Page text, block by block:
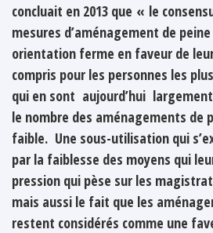
concluait en 2013 que « le
mesures d’aménagement de
orientation ferme en faveur de
compris pour les personnes les
qui en sont aujourd’hui
le nombre des aménagements de
faible. Une sous-utilisation qui
par la faiblesse des moyens qui
pression qui pèse sur les
mais aussi le fait que les
restent considérés comme une